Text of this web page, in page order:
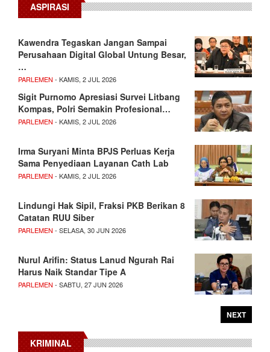
ASPIRASI
Kawendra Tegaskan Jangan Sampai
Perusahaan Digital Global Untung Besar,
…
PARLEMEN - KAMIS, 2 JUL 2026
Sigit Purnomo Apresiasi Survei Litbang
Kompas, Polri Semakin Profesional…
PARLEMEN - KAMIS, 2 JUL 2026
Irma Suryani Minta BPJS Perluas Kerja
Sama Penyediaan Layanan Cath Lab
PARLEMEN - KAMIS, 2 JUL 2026
Lindungi Hak Sipil, Fraksi PKB Berikan 8
Catatan RUU Siber
PARLEMEN - SELASA, 30 JUN 2026
Nurul Arifin: Status Lanud Ngurah Rai
Harus Naik Standar Tipe A
PARLEMEN - SABTU, 27 JUN 2026
NEXT
KRIMINAL